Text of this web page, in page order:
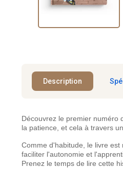
Description
Découvrez le premier numéro
la patience, et cela à travers
Comme d'habitude, le livre
faciliter l'autonomie et
Prenez le temps de lire cette